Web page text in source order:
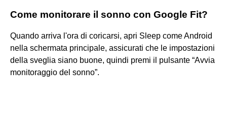
Come monitorare il sonno con Google Fit?
Quando arriva l'ora di coricarsi, apri Sleep come Android
nella schermata principale, assicurati che le impostazioni
della sveglia siano buone, quindi premi il pulsante “Avvia
monitoraggio del sonno”.